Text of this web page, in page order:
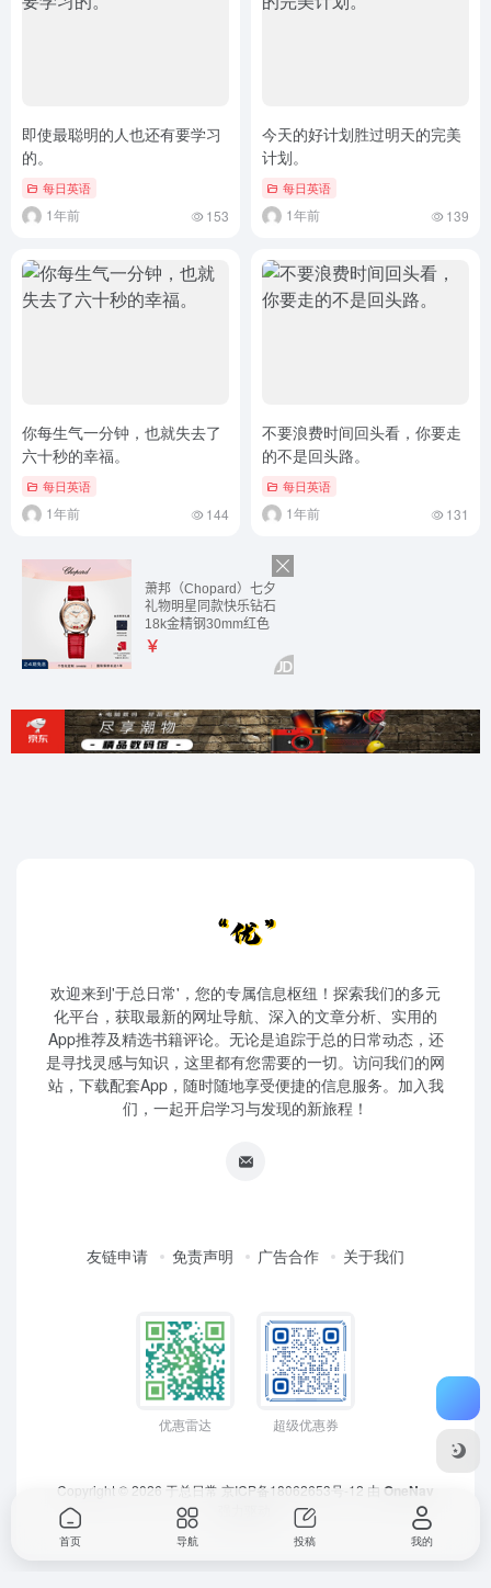
即使最聪明的人也还有要学习
的。
每日英语
1年前 153
今天的好计划胜过明天的完美
计划。
每日英语
1年前 139
你每生气一分钟，也就失去了
六十秒的幸福。
每日英语
1年前 144
不要浪费时间回头看，你要走
的不是回头路。
每日英语
1年前 131
欢迎来到'于总日常'，您的专属信息枢纽！探索我们的多元
化平台，获取最新的网址导航、深入的文章分析、实用的
App推荐及精选书籍评论。无论是追踪于总的日常动态，还
是寻找灵感与知识，这里都有您需要的一切。访问我们的网
站，下载配套App，随时随地享受便捷的信息服务。加入我
们，一起开启学习与发现的新旅程！
友链申请 免责声明 广告合作 关于我们
优惠雷达 超级优惠券
Copyright © 2026 于总日常 京ICP备18062653号-12 由 OneNav
首页 导航 投稿 我的